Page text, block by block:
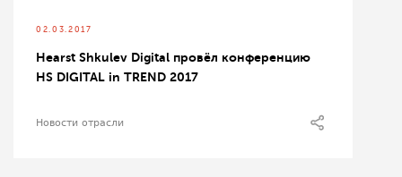
02.03.2017
Hearst Shkulev Digital провёл конференцию
HS DIGITAL in TREND 2017
Новости отрасли